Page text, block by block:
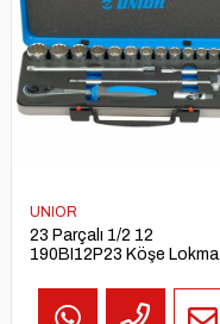
UNIOR
23 Parçalı 1/2 12
190BI12P23 Köşe Lokma